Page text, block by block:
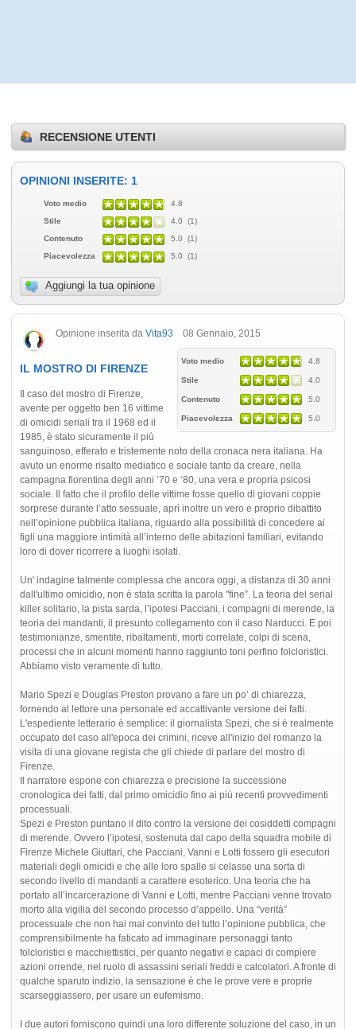
RECENSIONE UTENTI
OPINIONI INSERITE: 1
Voto medio
4.8
Stile
4.0 (1)
Contenuto
5.0 (1)
Piacevolezza
5.0 (1)
Aggiungi la tua opinione
Opinione inserita da Vita93 08 Gennaio, 2015
Voto medio 4.8
Stile 4.0
Contenuto 5.0
Piacevolezza 5.0
IL MOSTRO DI FIRENZE
Il caso del mostro di Firenze,
avente per oggetto ben 16 vittime
di omicidi seriali tra il 1968 ed il
1985, è stato sicuramente il più
sanguinoso, efferato e tristemente noto della cronaca nera italiana. Ha
avuto un enorme risalto mediatico e sociale tanto da creare, nella
campagna fiorentina degli anni ’70 e ‘80, una vera e propria psicosi
sociale. Il fatto che il profilo delle vittime fosse quello di giovani coppie
sorprese durante l’atto sessuale, aprì inoltre un vero e proprio dibattito
nell’opinione pubblica italiana, riguardo alla possibilità di concedere ai
figli una maggiore intimità all’interno delle abitazioni familiari, evitando
loro di dover ricorrere a luoghi isolati.
Un' indagine talmente complessa che ancora oggi, a distanza di 30 anni
dall'ultimo omicidio, non è stata scritta la parola "fine”. La teoria del serial
killer solitario, la pista sarda, l’ipotesi Pacciani, i compagni di merende, la
teoria dei mandanti, il presunto collegamento con il caso Narducci. E poi
testimonianze, smentite, ribaltamenti, morti correlate, colpi di scena,
processi che in alcuni momenti hanno raggiunto toni perfino folcloristici.
Abbiamo visto veramente di tutto.
Mario Spezi e Douglas Preston provano a fare un po’ di chiarezza,
fornendo al lettore una personale ed accattivante versione dei fatti.
L'espediente letterario è semplice: il giornalista Spezi, che si è realmente
occupato del caso all'epoca dei crimini, riceve all'inizio del romanzo la
visita di una giovane regista che gli chiede di parlare del mostro di
Firenze.
Il narratore espone con chiarezza e precisione la successione
cronologica dei fatti, dal primo omicidio fino ai più recenti provvedimenti
processuali.
Spezi e Preston puntano il dito contro la versione dei cosiddetti compagni
di merende. Ovvero l’ipotesi, sostenuta dal capo della squadra mobile di
Firenze Michele Giuttari, che Pacciani, Vanni e Lotti fossero gli esecutori
materiali degli omicidi e che alle loro spalle si celasse una sorta di
secondo livello di mandanti a carattere esoterico. Una teoria che ha
portato all’incarcerazione di Vanni e Lotti, mentre Pacciani venne trovato
morto alla vigilia del secondo processo d’appello. Una “verità”
processuale che non hai mai convinto del tutto l’opinione pubblica, che
comprensibilmente ha faticato ad immaginare personaggi tanto
folcloristici e macchiettistici, per quanto negativi e capaci di compiere
azioni orrende, nel ruolo di assassini seriali freddi e calcolatori. A fronte di
qualche sparuto indizio, la sensazione è che le prove vere e proprie
scarseggiassero, per usare un eufemismo.
I due autori forniscono quindi una loro differente soluzione del caso, in un